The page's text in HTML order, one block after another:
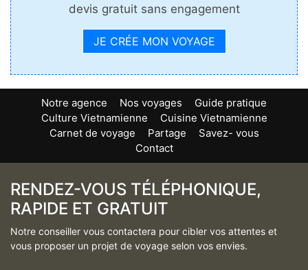
devis gratuit sans engagement
JE CRÉE MON VOYAGE
Notre agence Nos voyages
Guide pratique
Culture Vietnamienne
Cuisine Vietnamienne
Carnet de voyage
Partage
Savez- vous
Contact
RENDEZ-VOUS TÉLÉPHONIQUE,
RAPIDE ET GRATUIT
Notre conseiller vous contactera pour cibler vos attentes et
vous proposer un projet de voyage selon vos envies.